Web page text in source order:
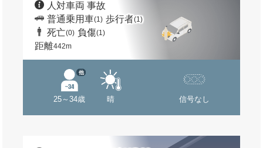
人対車両 事故
普通乗用車(1) 歩行者(1)
死亡(0) 負傷(1)
距離442m
25～34歳
他
晴 信号なし